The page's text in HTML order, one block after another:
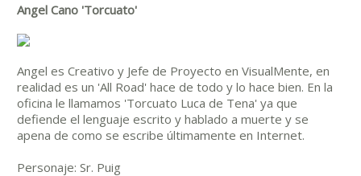
Angel Cano 'Torcuato'
Angel es Creativo y Jefe de Proyecto en VisualMente, en
realidad es un 'All Road' hace de todo y lo hace bien. En la
oficina le llamamos 'Torcuato Luca de Tena' ya que
defiende el lenguaje escrito y hablado a muerte y se
apena de como se escribe últimamente en Internet.
Personaje: Sr. Puig